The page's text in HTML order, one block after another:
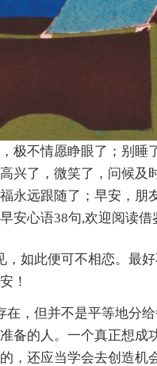
极不情愿睁眼了；别睡
兴了，微笑了，问候及
永远跟随了；早安，朋
安心语38句,欢迎阅读借
，如此便可不相恋。最
！
在，但并不是平等地分给
备的人。一个真正想成
，还应当学会去创造机